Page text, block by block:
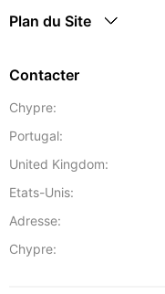
Plan du Site
Contacter
Chypre:
Portugal:
United Kingdom:
Etats-Unis:
Adresse:
Chypre: